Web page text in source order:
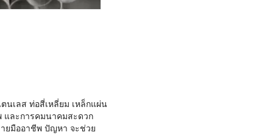
นเลส ท่อสี่เหลี่ยม เหล็กแผ่น
และการคมนาคมสะดวก
ยมืออาชีพ ปัญหา จะช่วย